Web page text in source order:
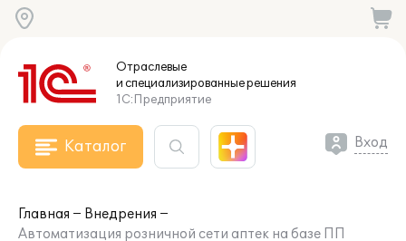
Отраслевые
и специализированныерешения
1С:Предприятие
Каталог Вход
Главная
Внедрения
Автоматизация розничной сети аптек на базе ПП